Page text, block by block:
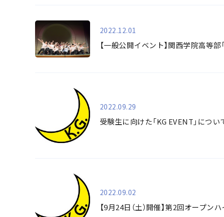
2022.12.01
【一般公開イベント】関西学院高等部
2022.09.29
受験生に向けた「KG EVENT」につい
2022.09.02
【9月24日（土）開催】第2回オープ